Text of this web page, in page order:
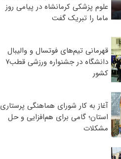
علوم پزشکی کرمانشاه در پیامی روز
ماما را تبریک گفت
قهرمانی تیم‌های فوتسال و والیبال
دانشگاه در جشنواره ورزشی قطب۷
کشور
آغاز به کار شورای هماهنگی پرستاری
استان؛ گامی برای هم‌افزایی و حل
مشکلات